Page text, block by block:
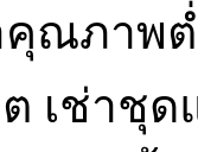
คุณภา
เช่าชุด